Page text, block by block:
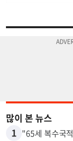
많이 본 뉴스
1